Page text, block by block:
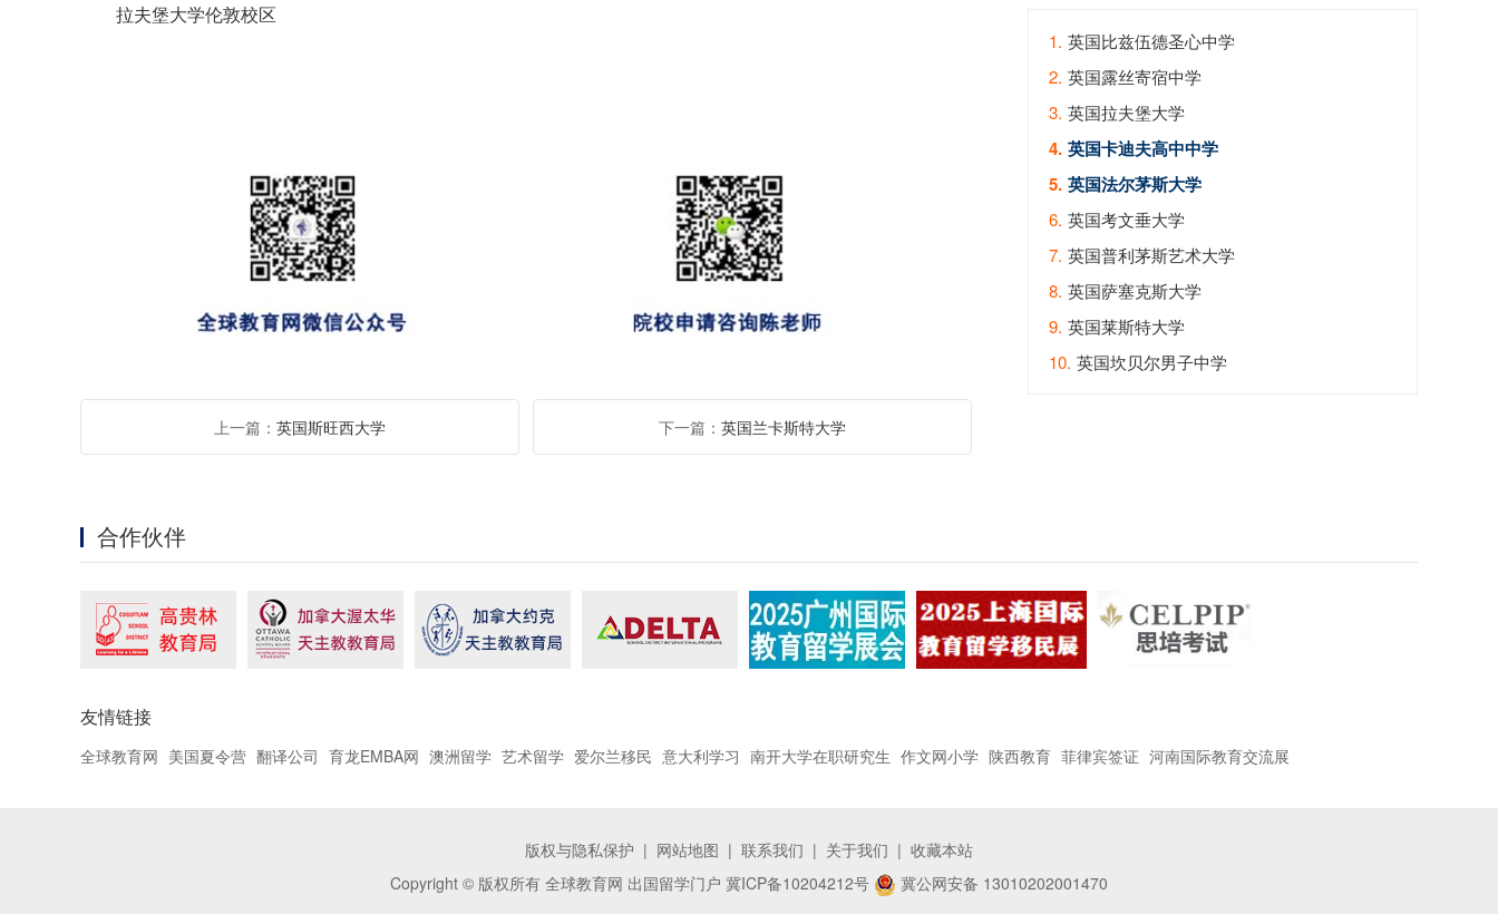
拉夫堡大学伦敦校区
上一篇： 英国斯旺西大学 下一篇： 英国兰卡斯特大学
1. 英国比兹伍德圣心中学
2. 英国露丝寄宿中学
3. 英国拉夫堡大学
4. 英国卡迪夫高中中学
5. 英国法尔茅斯大学
6. 英国考文垂大学
7. 英国普利茅斯艺术大学
8. 英国萨塞克斯大学
9. 英国莱斯特大学
10. 英国坎贝尔男子中学
合作伙伴
友情链接
全球教育网 美国夏令营 翻译公司 育龙EMBA网 澳洲留学 艺术留学 爱尔兰移民 意大利学习 南开大学在职研究生 作文网小学 陕西教育 菲律宾签证 河南国际教育交流展
版权与隐私保护 | 网站地图 | 联系我们 | 关于我们 | 收藏本站
Copyright © 版权所有 全球教育网 出国留学门户 冀ICP备10204212号 冀公网安备 13010202001470